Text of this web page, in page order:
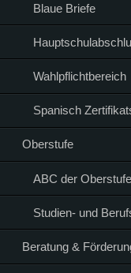
Blaue Briefe
Wahlpflichtbereich
Spanisch
Oberstufe
ABC der Oberstufe
Studien- und
Beratung &